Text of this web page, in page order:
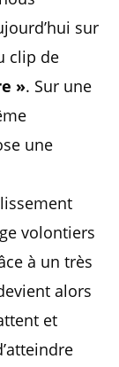
sur
clip de
». Sur une
une
volontiers
à un très
alors
et